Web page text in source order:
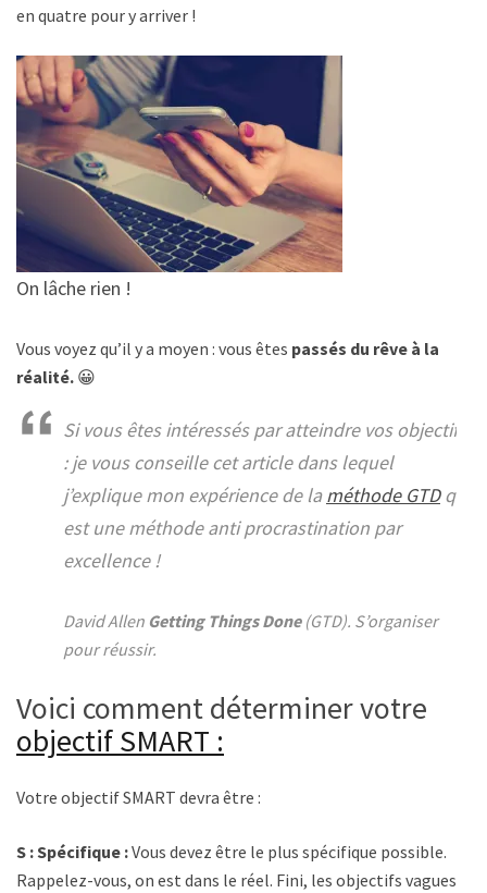
en quatre pour y arriver !
On lâche rien !
Vous voyez qu’il y a moyen : vous êtes passés du rêve à la
réalité. 😀
Si vous êtes intéressés par atteindre vos objectifs
: je vous conseille cet article dans lequel
j’explique mon expérience de laméthode GTDqui
est une méthode anti procrastination par
excellence !
David Allen Getting Things Done(GTD). S’organiser
pour réussir.
Voici comment déterminer votre
objectif SMART :
Votre objectif SMART devra être :
S : Spécifique :Vous devez être le plus spécifique possible.
Rappelez-vous, on est dans le réel. Fini, les objectifs vagues !